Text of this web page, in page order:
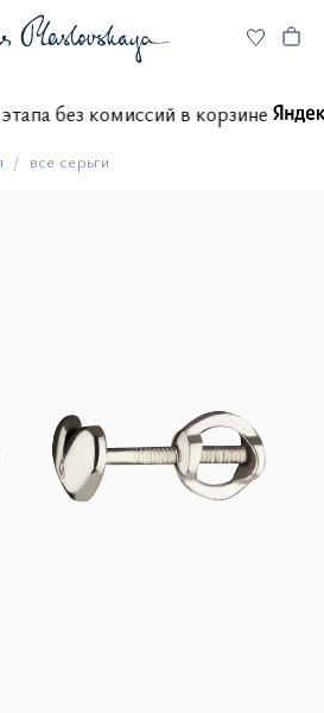
4 этапа без комиссий в корзине
все серьги